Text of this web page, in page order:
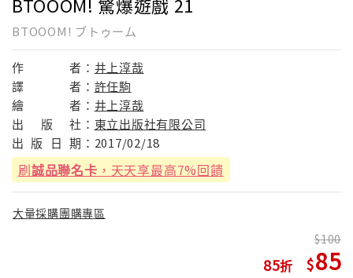
BTOOOM! ブトゥーム
作 者： 井上淳哉
譯
者： 許任駒
繪
者： 井上淳哉
出
版 社： 東立出版社有限公司
出 版 日 期： 2017/02/18
刷誠品聯名卡 ，天天享最高7%回饋
大量採購團購專區
85
100
85